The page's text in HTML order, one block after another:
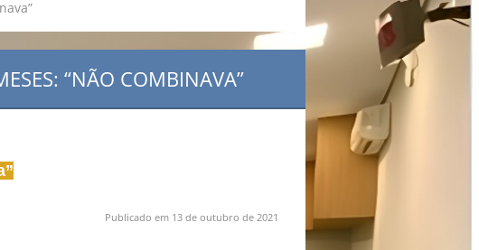
“NÃO COMBINAVA”
Publicado em 13 de outubro de 2021